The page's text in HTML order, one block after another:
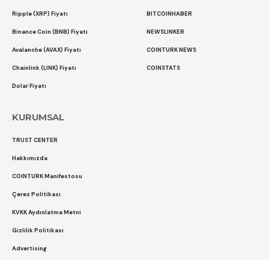
Ripple (XRP) Fiyatı
Binance Coin (BNB) Fiyatı
Avalanche (AVAX) Fiyatı
Chainlink (LINK) Fiyatı
Dolar Fiyatı
BITCOINHABER
NEWSLINKER
COINTURK NEWS
COINSTATS
KURUMSAL
TRUST CENTER
Hakkımızda
COINTURK Manifestosu
Çerez Politikası
KVKK Aydınlatma Metni
Gizlilik Politikası
Advertising